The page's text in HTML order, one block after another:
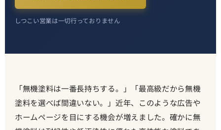
しつこい営業は一切行っておりません
「無機塗料は一番長持ちする。」「最高級だから無機
塗料を選べば間違いない。」近年、このような広告や
ホームページを目にする機会が増えました。確かに無